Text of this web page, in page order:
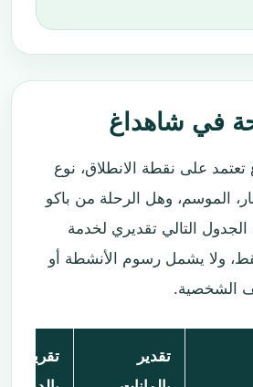
في شاهداغ
تعتمد على نقطة الانطلاق، نوع
الموسم، وهل الرحلة من باكو
التالي تقديري لخدمة
ولا يشمل رسوم الأنشطة أو
الشخصية.
تقدير
تقريبًا